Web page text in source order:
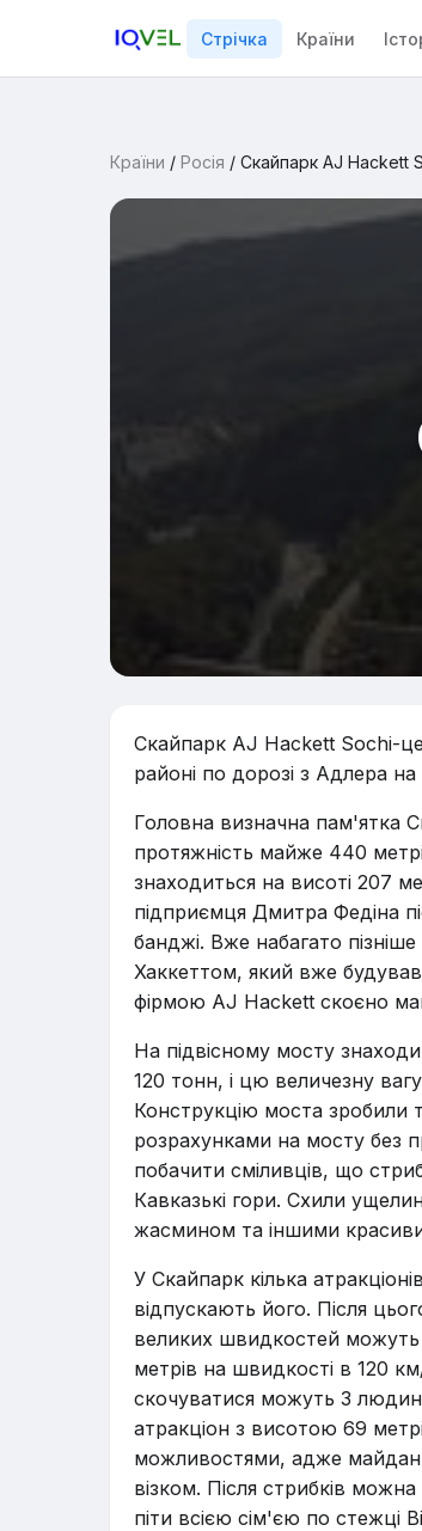
Стрічка Країни
Країни / Росія / Скайпарк AJ Hackett
Скайпарк AJ Hackett Sochi-
районі по дорозі з Адлера
Головна визначна пам'ятка
протяжність майже 440
знаходиться на висоті 207
підприємця Дмитра Федіна
банджі. Вже набагато
Хаккеттом, який вже будував
фірмою AJ Hackett скоєно
На підвісному мосту
120 тонн, і цю величезну
Конструкцію моста зробили
розрахунками на мосту без
побачити сміливців, що
Кавказькі гори. Схили
жасмином та іншими
У Скайпарк кілька
відпускають його. Після
великих швидкостей
метрів на швидкості в 120
скочуватися можуть 3
атракціон з висотою 69
можливостями, адже
візком. Після стрибків
піти всією сім'єю по стежці